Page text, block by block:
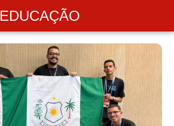
EDUCAÇÃO